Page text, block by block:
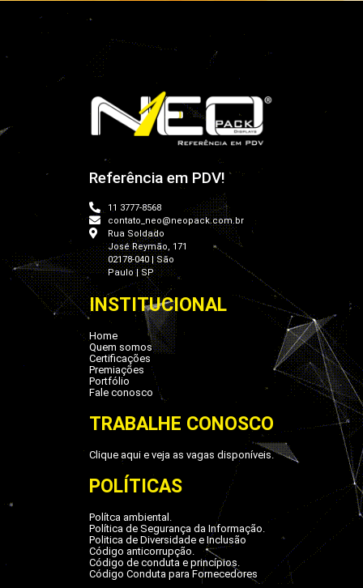
Referência em PDV!
11 3777-8568
contato_neo@neopack.com.br
Rua Soldado
José Reymão, 171
02178-040 | São
Paulo | SP
INSTITUCIONAL
Home
Quem somos
Certificações
Premiações
Portfólio
Fale conosco
TRABALHE CONOSCO
Clique aqui e veja as vagas disponíveis.
POLÍTICAS
Polítca ambiental.
Política de Segurança da Informação.
Politica de Diversidade e Inclusão
Código anticorrupção.
Código de conduta e princípios.
Código Conduta para Fornecedores